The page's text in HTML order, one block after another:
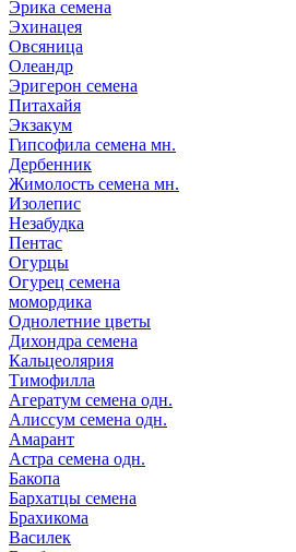
Эрика семена
Эхинацея
Овсяница
Олеандр
Эригерон семена
Питахайя
Экзакум
Гипсофила семена мн.
Дербенник
Жимолость семена мн.
Изолепис
Незабудка
Пентас
Огурцы
Огурец семена
момордика
Однолетние цветы
Дихондра семена
Кальцеолярия
Тимофилла
Агератум семена одн.
Алиссум семена одн.
Амарант
Астра семена одн.
Бакопа
Бархатцы семена
Брахикома
Василек